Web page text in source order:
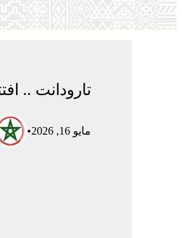
تارودانت .. افتتاح فعاليات
مايو 16, 2026 •